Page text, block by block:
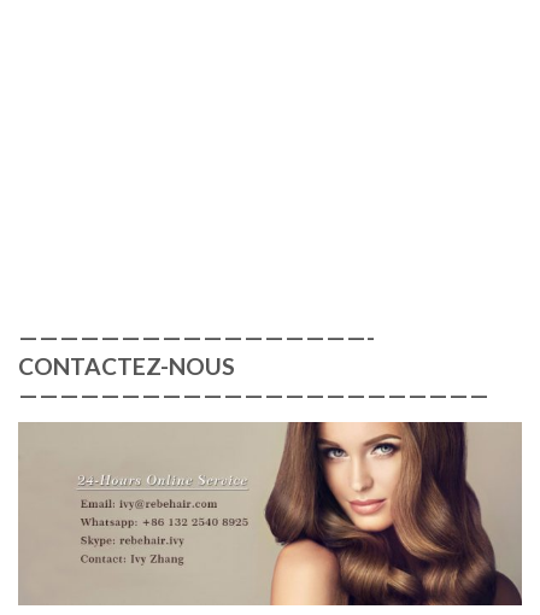
—————————————————-
CONTACTEZ-NOUS
———————————————————————